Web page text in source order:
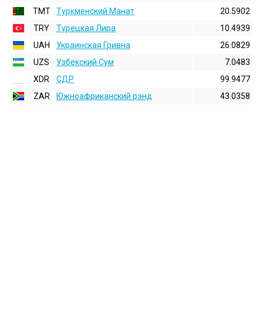
TMT
Туркменский Манат
20.5902
TRY
Турецкая Лира
10.4939
UAH
Украинская Гривна
26.0829
UZS
Узбекский Сум
7.0483
XDR
СДР
99.9477
ZAR
Южноафриканский рэнд 43.0358